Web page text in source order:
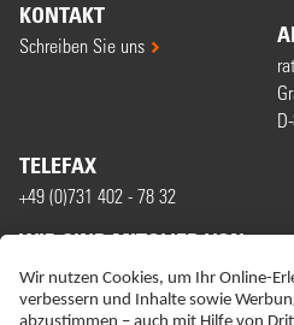
KONTAKT
Schreiben Sie uns
TELEFAX
+49 (0)731 402 - 78 32
WIR SIND MITGLIED VON